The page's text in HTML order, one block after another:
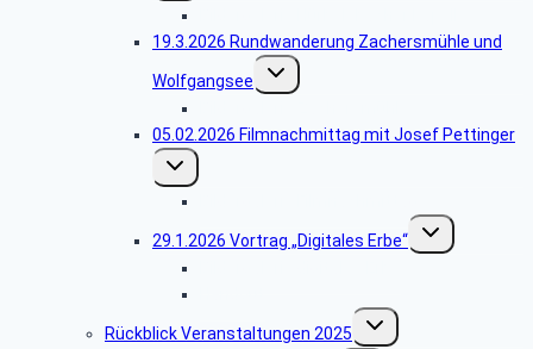
19.3.2026 Rundwanderung Zachersmühle und
Wolfgangsee
Untermenü
umschalten
05.02.2026 Filmnachmittag mit Josef Pettinger
Untermenü
umschalten
29.1.2026 Vortrag „Digitales Erbe“
Untermenü
umschalten
Rückblick Veranstaltungen 2025
Untermenü
umschalten